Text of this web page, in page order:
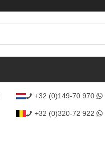
+32 (0)149-70 970
+32 (0)320-72 922